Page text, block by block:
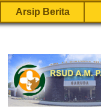
Arsip Berita